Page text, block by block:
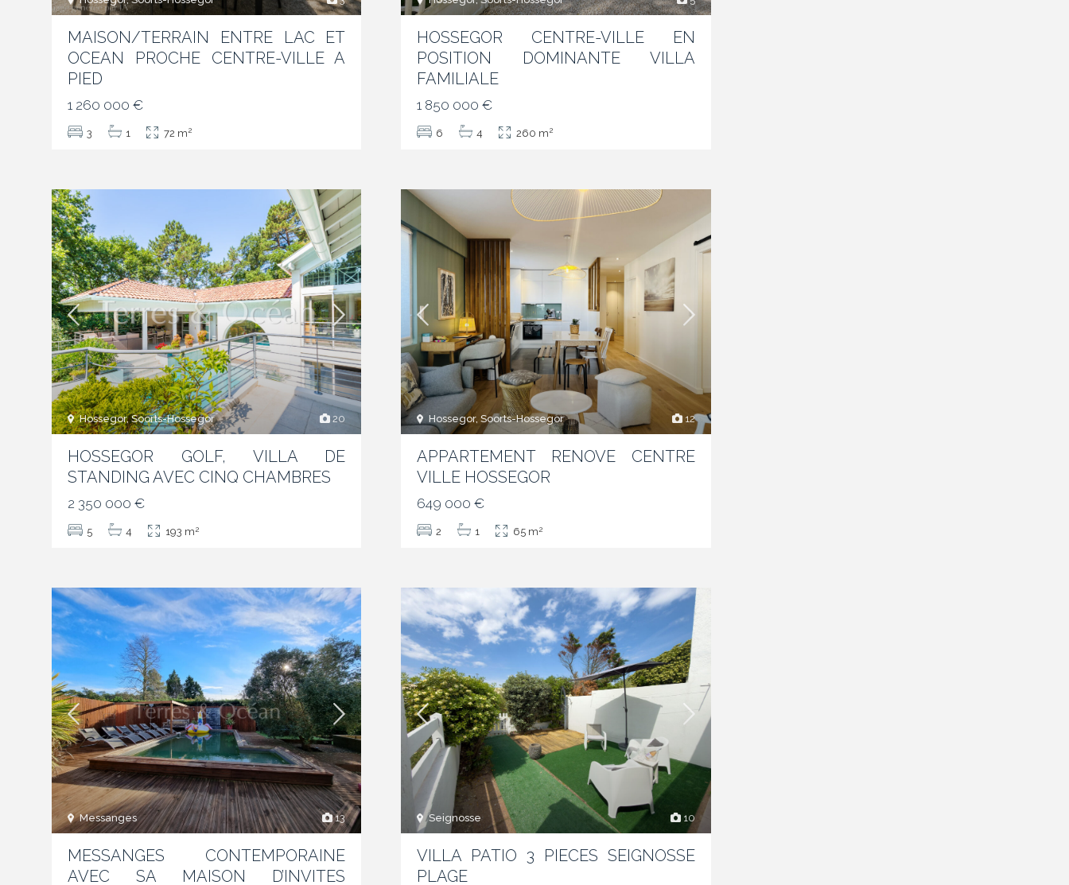
MAISON/TERRAIN ENTRE LAC ET
OCEAN PROCHE CENTRE-VILLE A
PIED
1 260 000 €
3 1 72 m2
HOSSEGOR CENTRE-VILLE EN
POSITION DOMINANTE VILLA
FAMILIALE
1 850 000 €
6 4 260 m2
20
Hossegor, Soorts-Hossegor
HOSSEGOR GOLF, VILLA DE
STANDING AVEC CINQ CHAMBRES
2 350 000 €
5 4 193 m2
12
Hossegor, Soorts-Hossegor
APPARTEMENT RENOVE CENTRE
VILLE HOSSEGOR
649 000 €
2 1 65 m2
13
Messanges
MESSANGES CONTEMPORAINE
AVEC SA MAISON D’INVITES
10
Seignosse
VILLA PATIO 3 PIECES SEIGNOSSE
PLAGE